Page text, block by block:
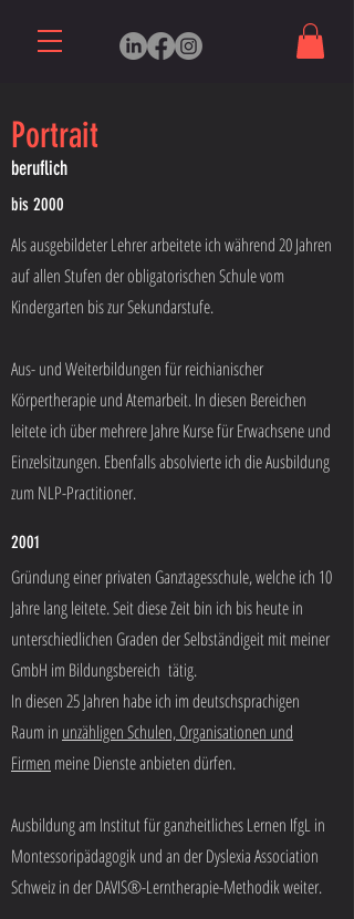
Portrait
beruflich
bis 2000
Als ausgebildeter Lehrer arbeitete ich während 20 Jahren
auf allen Stufen der obligatorischen Schule vom
Kindergarten bis zur Sekundarstufe.
Aus- und Weiterbildungen für reichianischer
Körpertherapie und Atemarbeit. In diesen Bereichen
leitete ich über mehrere Jahre Kurse für Erwachsene und
Einzelsitzungen. Ebenfalls absolvierte ich die Ausbildung
zum NLP-Practitioner.
2001
Gründung einer privaten Ganztagesschule, welche ich 10
Jahre lang leitete. Seit diese Zeit bin ich bis heute in
unterschiedlichen Graden der Selbständigeit mit meiner
GmbH im Bildungsbereich tätig.
In diesen 25 Jahren habe ich im deutschsprachigen
Raum in unzähligen Schulen, Organisationen und
Firmen meine Dienste anbieten dürfen.
Ausbildung am Institut für ganzheitliches Lernen IfgL in
Montessoripädagogik und an der Dyslexia Association
Schweiz in der DAVIS®-Lerntherapie-Methodik weiter.